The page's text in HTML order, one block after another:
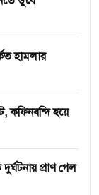
হামলার
কফিনবন্দি হয়ে
প্রাণ গেল